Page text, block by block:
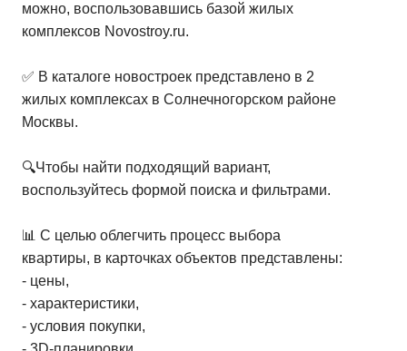
можно, воспользовавшись базой жилых
комплексов Novostroy.ru.
✅ В каталоге новостроек представлено в 2
жилых комплексах в Солнечногорском районе
Москвы.
🔍Чтобы найти подходящий вариант,
воспользуйтесь формой поиска и фильтрами.
📊 С целью облегчить процесс выбора
квартиры, в карточках объектов представлены:
- цены,
- характеристики,
- условия покупки,